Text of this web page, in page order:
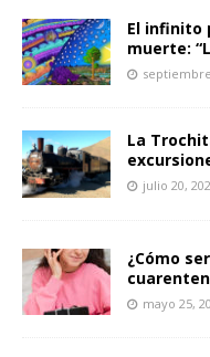
El infinito
muerte:
La
julio 20,
¿Cómo
mayo 25,